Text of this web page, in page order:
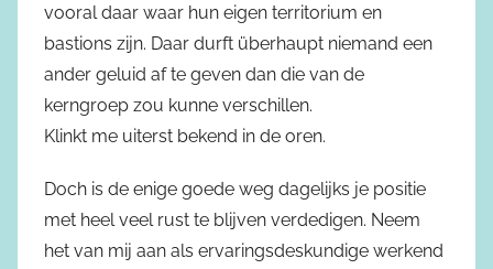
vooral daar waar hun eigen territorium en
bastions zijn. Daar durft überhaupt niemand een
ander geluid af te geven dan die van de
kerngroep zou kunne verschillen.
Klinkt me uiterst bekend in de oren.
Doch is de enige goede weg dagelijks je positie
met heel veel rust te blijven verdedigen. Neem
het van mij aan als ervaringsdeskundige werkend